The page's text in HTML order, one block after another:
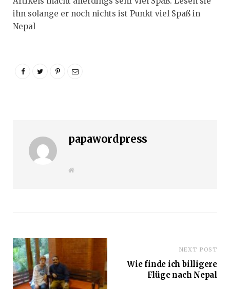
ihn solange er noch nichts ist Punkt viel Spaß in
Nepal
papawordpress
W
NEXT POST
Wie finde ich billigere
Flüge nach Nepal